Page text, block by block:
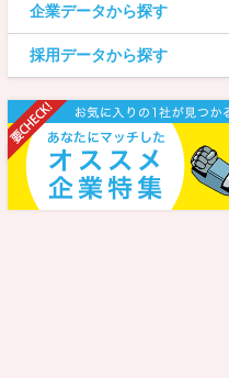
企業データから探す
採用データから探す